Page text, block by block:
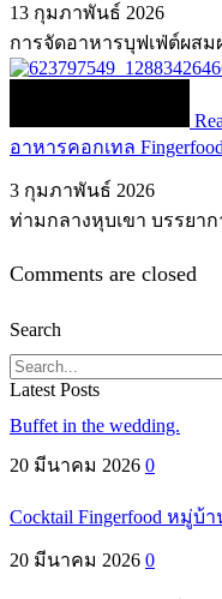
13 กุมภาพันธ์ 2026
การจัดอาหารบุฟเฟ่ต์ผสม
อาหารคอกเทล
3 กุมภาพันธ์ 2026
ท่ามกลางหุบเขา บรรยาก
Comments are closed
Search
Latest Posts
Buffet in the wedding.
20 มีนาคม 2026 0
Cocktail Fingerfood หมู่
20 มีนาคม 2026 0